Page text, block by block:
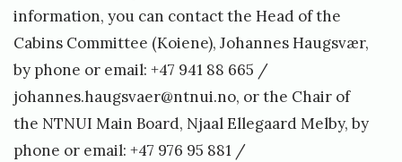
information, you can contact the Head of the
Cabins Committee (Koiene), Johannes Haugsvær,
by phone or email: +47 941 88 665 /
johannes.haugsvaer@ntnui.no, or the Chair of
the NTNUI Main Board, Njaal Ellegaard Melby, by
phone or email: +47 976 95 881 /